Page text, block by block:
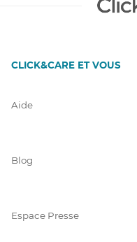
CLICK&CARE ET VOUS
Aide
Blog
Espace Presse